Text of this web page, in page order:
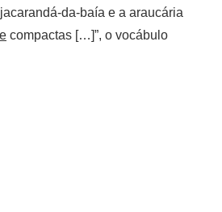
da-baía e a araucária
compactas […]”, o vocábulo